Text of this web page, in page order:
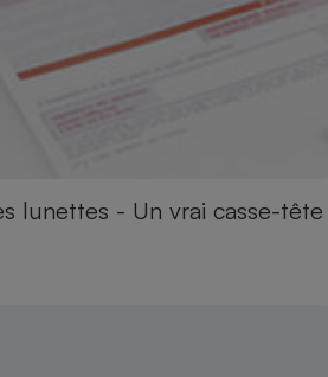
lunettes - Un vrai casse-tête